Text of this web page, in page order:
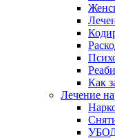
Как
Лечение